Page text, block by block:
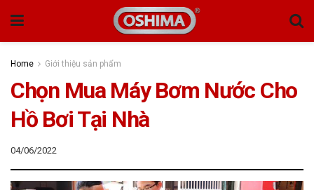
Home Giới thiệu sản phẩm
Chọn Mua Máy Bơm Nước Cho
Hồ Bơi Tại Nhà
04/06/2022